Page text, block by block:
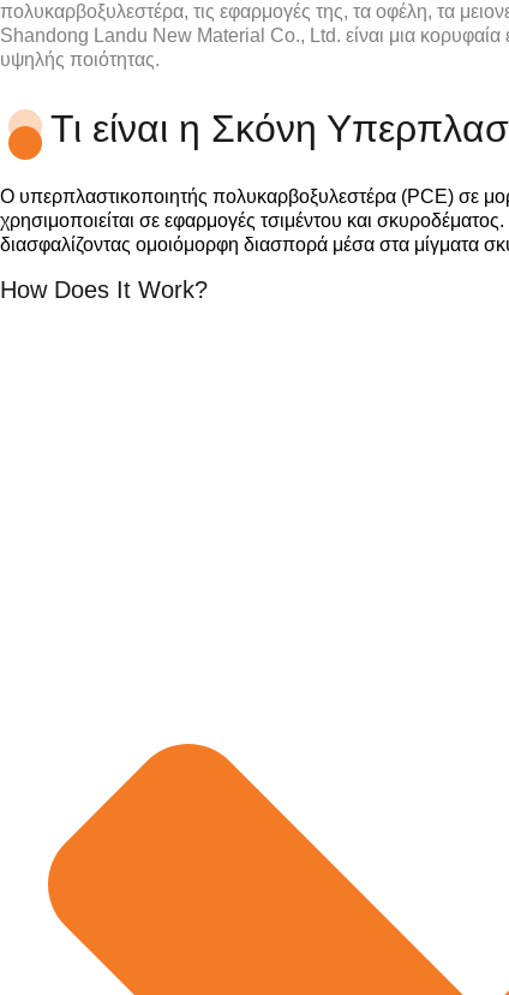
πολυκαρβοξυλεστέρα, τις εφαρμογές της, τα οφέλη, τα
Shandong Landu New Material Co., Ltd. είναι μια κορυφαία
υψηλής ποιότητας.
Τι είναι η Σκόνη
Ο υπερπλαστικοποιητής πολυκαρβοξυλεστέρα (PCE) σε
χρησιμοποιείται σε εφαρμογές τσιμέντου και
διασφαλίζοντας ομοιόμορφη διασπορά μέσα στα μίγματα
How Does It Work?